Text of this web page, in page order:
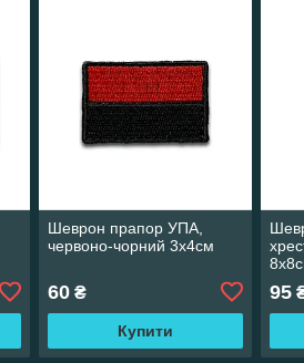
Шеврон прапор УПА,
червоно-чорний 3х4см
60₴
Купити
95